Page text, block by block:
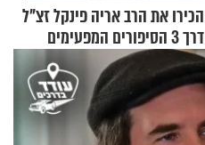
הכירו את הרב אריה פינקל זצ"ל
דרך 3 הסיפורים המפעימים
האלה